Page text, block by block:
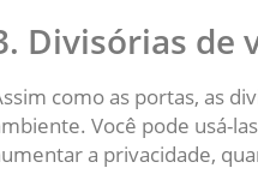
Divisórias de
como as portas, as
Você pode usá-
a privacidade,